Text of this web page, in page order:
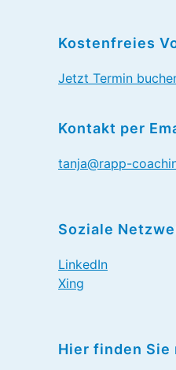
Kostenfreies
Jetzt Termin
Kontakt per
tanja@rapp-
Soziale
LinkedIn
Xing
Hier finden Sie